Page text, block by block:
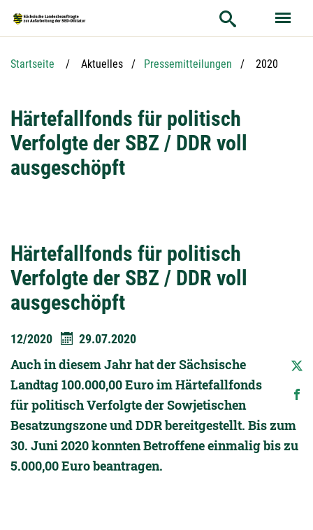
Service
Startseite Aktuelles Pressemitteilungen Aktuelle
2020
Härtefallfonds für politisch
Verfolgte der SBZ / DDR voll
ausgeschöpft
Härtefallfonds für politisch
Verfolgte der SBZ / DDR voll
ausgeschöpft
12/2020 29.07.2020
Auch in diesem Jahr hat der Sächsische
Landtag 100.000,00 Euro im Härtefallfonds
für politisch Verfolgte der Sowjetischen
Besatzungszone und DDR bereitgestellt. Bis zum
30. Juni 2020 konnten Betroffene einmalig bis zu
5.000,00 Euro beantragen.